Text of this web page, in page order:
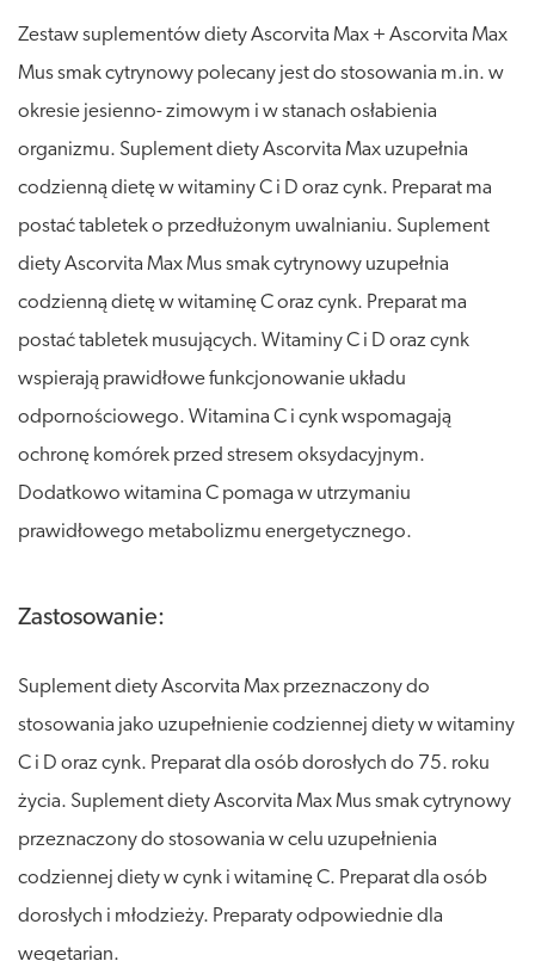
Zestaw suplementów diety Ascorvita Max + Ascorvita Max
Mus smak cytrynowy polecany jest do stosowania m.in. w
okresie jesienno- zimowym i w stanach osłabienia
organizmu. Suplement diety Ascorvita Max uzupełnia
codzienną dietę w witaminy C i D oraz cynk. Preparat ma
postać tabletek o przedłużonym uwalnianiu. Suplement
diety Ascorvita Max Mus smak cytrynowy uzupełnia
codzienną dietę w witaminę C oraz cynk. Preparat ma
postać tabletek musujących. Witaminy C i D oraz cynk
wspierają prawidłowe funkcjonowanie układu
odpornościowego. Witamina C i cynk wspomagają
ochronę komórek przed stresem oksydacyjnym.
Dodatkowo witamina C pomaga w utrzymaniu
prawidłowego metabolizmu energetycznego.
Zastosowanie:
Suplement diety Ascorvita Max przeznaczony do
stosowania jako uzupełnienie codziennej diety w witaminy
C i D oraz cynk. Preparat dla osób dorosłych do 75. roku
życia. Suplement diety Ascorvita Max Mus smak cytrynowy
przeznaczony do stosowania w celu uzupełnienia
codziennej diety w cynk i witaminę C. Preparat dla osób
dorosłych i młodzieży. Preparaty odpowiednie dla
wegetarian.